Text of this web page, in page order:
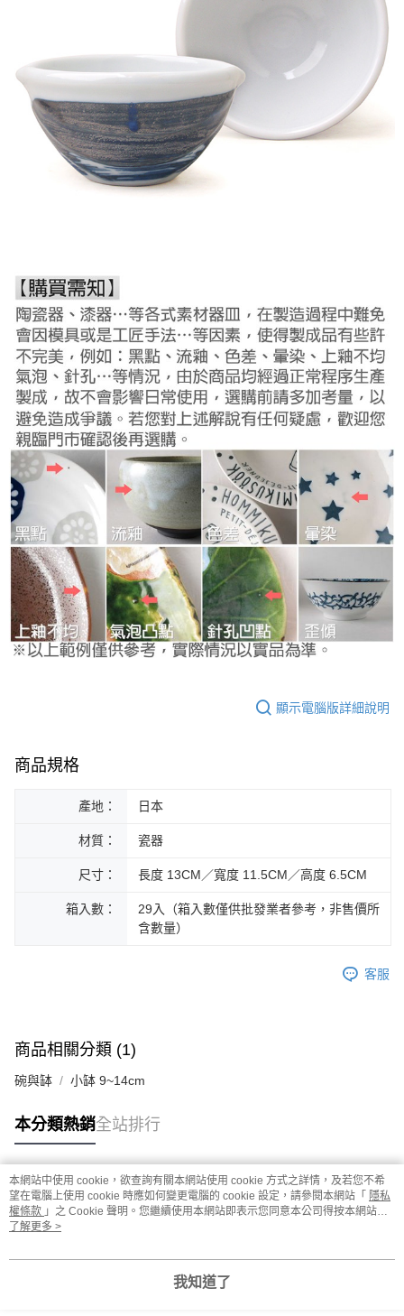
顯示電腦版詳細說明
商品規格
產地： 日本
材質： 瓷器
尺寸： 長度 13CM／寬度 11.5CM／高度 6.5CM
箱入數：
29入（箱入數僅供批發業者參考，非售價所
含數量）
客服
商品相關分類 (1)
碗與缽 小缽 9~14cm
本分類熱銷全站排行
熱門標籤
本網站中使用 cookie，欲查詢有關本網站使用 cookie 方式之詳情，及若您不希
望在電腦上使用 cookie 時應如何變更電腦的 cookie 設定，請參閱本網站「 隱私
權條款 」之 Cookie 聲明。您繼續使用本網站即表示您同意本公司得按本網站使
用條款之 Cookie 聲明使用 cookie。
了解更多 >
我知道了